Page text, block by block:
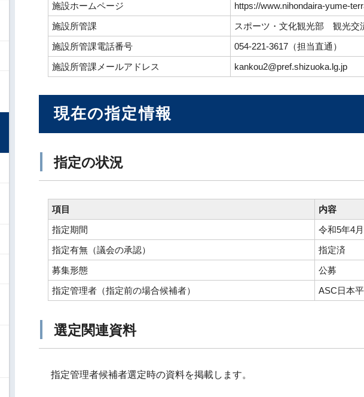
施設ホームページ
https://www.nihondaira-yume-
施設所管課
スポーツ・文化観光部 観光
施設所管課電話番号
054-221-3617（担当直通）
施設所管課メールアドレス
kankou2@pref.shizuoka.lg.jp
現在の指定情報
指定の状況
項目
内容
指定期間
令和5年4
指定有無（議会の承認）
指定済
募集形態
公募
指定管理者（指定前の場合候補者）
ASC日本
選定関連資料
指定管理者候補者選定時の資料を掲載します。